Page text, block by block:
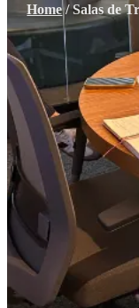
Home/Salas de